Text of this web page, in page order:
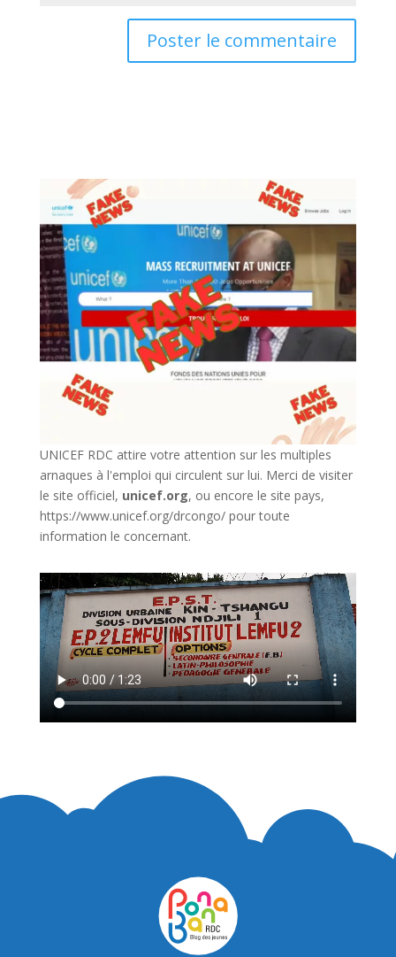
UNICEF RDC attire votre attention sur les multiples
arnaques à l'emploi qui circulent sur lui. Merci de visiter
le site officiel, unicef.org, ou encore le site pays,
https://www.unicef.org/drcongo/pour toute
information le concernant.